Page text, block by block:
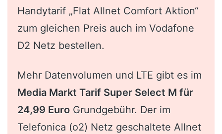
Handytarif „Flat Allnet Comfort Aktion“
zum gleichen Preis auch im Vodafone
D2 Netz bestellen.
Mehr Datenvolumen und LTE gibt es im
Media Markt Tarif Super Select M für
24,99 Euro Grundgebühr. Der im
Telefonica (o2) Netz geschaltete Allnet